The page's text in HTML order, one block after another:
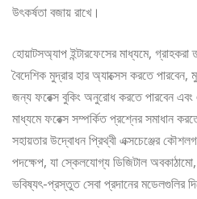
উৎকর্ষতা বজায় রাখে।
হোয়াটসঅ্যাপ ইন্টারফেসের মাধ্যমে, গ্রাহকরা
বৈদেশিক মুদ্রার হার অ্যাক্সেস করতে পারবেন,
জন্য ফরেক্স বুকিং অনুরোধ করতে পারবেন
মাধ্যমে ফরেক্স সম্পর্কিত প্রশ্নের সমাধান
সহায়তার উদ্বোধন প্রিথ্বী এক্সচেঞ্জের
পদক্ষেপ, যা স্কেলযোগ্য ডিজিটাল
ভবিষ্যৎ-প্রস্তুত সেবা প্রদানের মডেলগুলির